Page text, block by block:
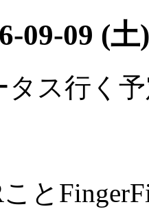
09-09 (土)
タス行く
と